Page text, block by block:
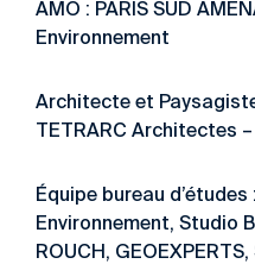
AMO : PARIS SUD
Environnement
Architecte et
TETRARC Architectes –
Équipe bureau
Environnement, Studio
ROUCH, GEOEXPERTS,